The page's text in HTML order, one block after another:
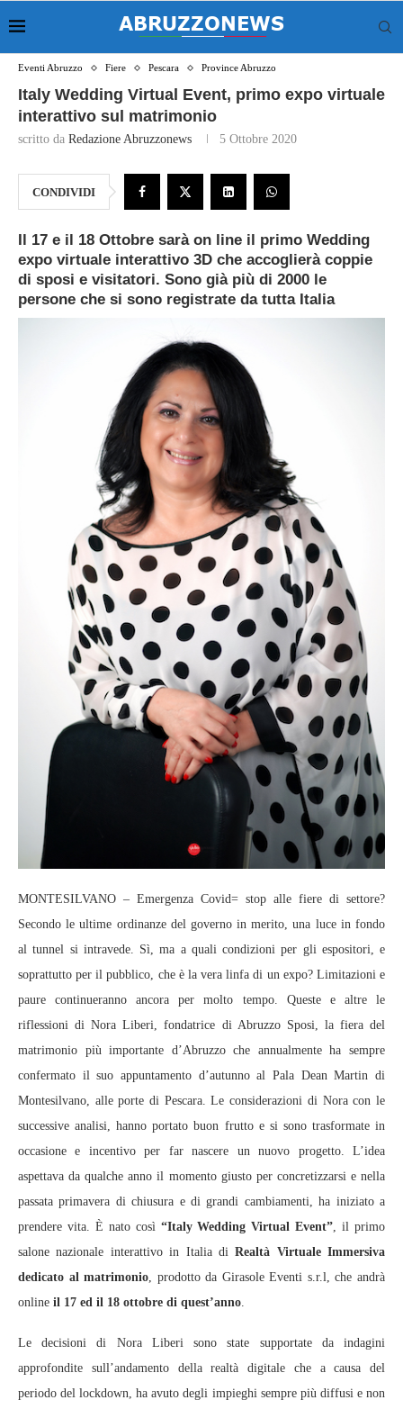
Eventi Abruzzo Fiere Pescara Province Abruzzo
Italy Wedding Virtual Event, primo expo virtuale
interattivo sul matrimonio
scritto da Redazione Abruzzonews 5 Ottobre 2020
CONDIVIDI
Il 17 e il 18 Ottobre sarà on line il primo Wedding
expo virtuale interattivo 3D che accoglierà coppie
di sposi e visitatori. Sono già più di 2000 le
persone che si sono registrate da tutta Italia
MONTESILVANO – Emergenza Covid= stop alle fiere di settore?
Secondo le ultime ordinanze del governo in merito, una luce in fondo
al tunnel si intravede. Sì, ma a quali condizioni per gli espositori, e
soprattutto per il pubblico, che è la vera linfa di un expo? Limitazioni e
paure continueranno ancora per molto tempo. Queste e altre le
riflessioni di Nora Liberi, fondatrice di Abruzzo Sposi, la fiera del
matrimonio più importante d’Abruzzo che annualmente ha sempre
confermato il suo appuntamento d’autunno al Pala Dean Martin di
Montesilvano, alle porte di Pescara. Le considerazioni di Nora con le
successive analisi, hanno portato buon frutto e si sono trasformate in
occasione e incentivo per far nascere un nuovo progetto. L’idea
aspettava da qualche anno il momento giusto per concretizzarsi e nella
passata primavera di chiusura e di grandi cambiamenti, ha iniziato a
prendere vita. È nato così “Italy Wedding Virtual Event”, il primo
salone nazionale interattivo in Italia diRealtà Virtuale Immersiva
dedicato al matrimonio, prodotto da Girasole Eventi s.r.l, che andrà
online il 17 ed il 18 ottobre di quest’anno.
Le decisioni di Nora Liberi sono state supportate da indagini
approfondite sull’andamento della realtà digitale che a causa del
periodo del lockdown, ha avuto degli impieghi sempre più diffusi e non